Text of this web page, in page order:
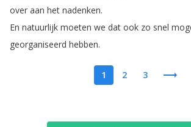
over aan het nadenken.
En natuurlijk moeten we dat ook zo snel
georganiseerd hebben.
1 2 3